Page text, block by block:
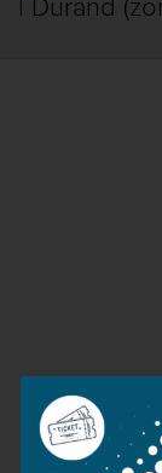
| Durand